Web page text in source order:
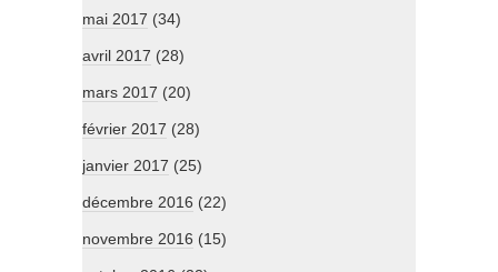
mai 2017 (34)
avril 2017 (28)
mars 2017 (20)
février 2017 (28)
janvier 2017 (25)
décembre 2016 (22)
novembre 2016 (15)